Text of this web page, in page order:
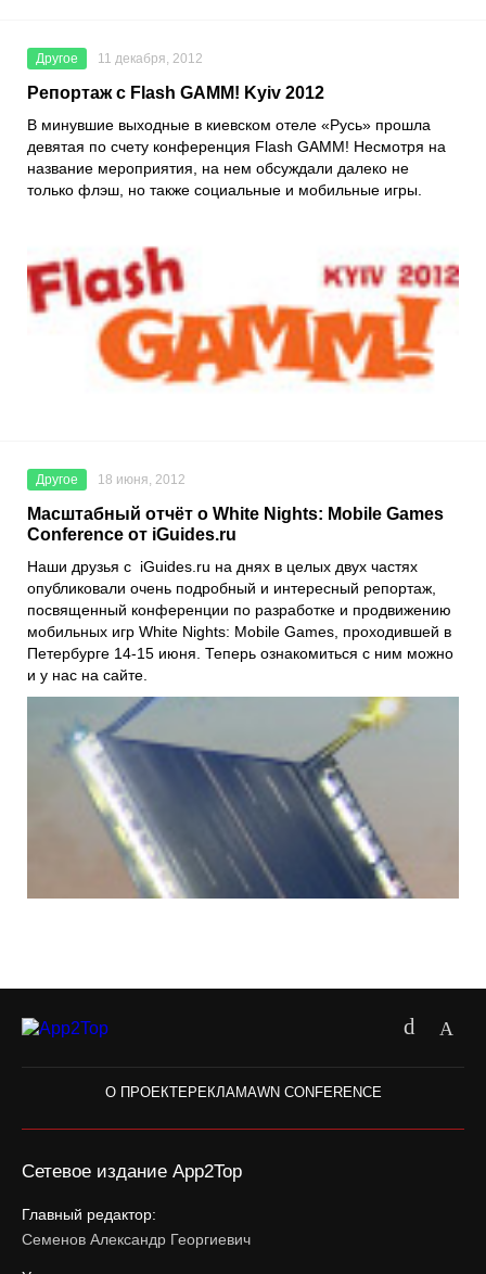
Другое 11 декабря, 2012
Репортаж с Flash GAMM! Kyiv 2012
В минувшие выходные в киевском отеле «Русь» прошла
девятая по счету конференция Flash GAMM! Несмотря на
название мероприятия, на нем обсуждали далеко не
только флэш, но также социальные и мобильные игры.
Другое 18 июня, 2012
Масштабный отчёт о White Nights: Mobile Games
Conference от iGuides.ru
Наши друзья с iGuides.ru на днях в целых двух частях
опубликовали очень подробный и интересный репортаж,
посвященный конференции по разработке и продвижению
мобильных игр White Nights: Mobile Games, проходившей в
Петербурге 14-15 июня. Теперь ознакомиться с ним можно
и у нас на сайте.
О ПРОЕКТЕРЕКЛАМАWN CONFERENCE
Сетевое издание App2Top
Главный редактор:
Семенов Александр Георгиевич